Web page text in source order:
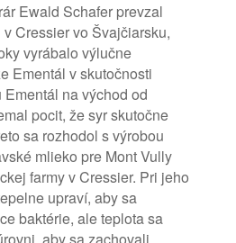
Ewald Schafer prevzal
Cressier vo Švajčiarsku,
vyrábalo výlučne
Ementál v skutočnosti
na východ od
pocit, že syr skutočne
sa rozhodol s výrobou
mlieko pre Mont Vully
farmy v Cressier. Pri jeho
upraví, aby sa
baktérie, ale teplota sa